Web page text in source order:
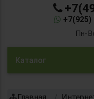
+7(925)
Пн-
Каталог
Главная